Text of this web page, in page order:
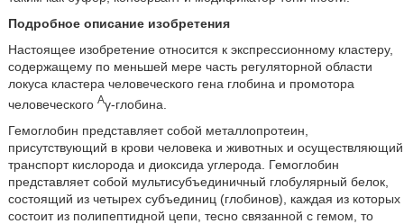
Подробное описание изобретения
Настоящее изобретение относится к экспрессионному кластеру,
содержащему по меньшей мере часть регуляторной области
локуса кластера человеческого гена глобина и промотора
человеческого Aγ-глобина.
Гемоглобин представляет собой металлопротеин,
присутствующий в крови человека и животных и осуществляющий
транспорт кислорода и диоксида углерода. Гемоглобин
представляет собой мультисубъединичный глобулярный белок,
состоящий из четырех субъединиц (глобинов), каждая из которых
состоит из полипептидной цепи, тесно связанной с гемом, то